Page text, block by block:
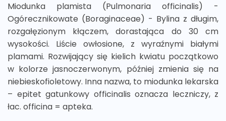
Miodunka plamista (Pulmonaria officinalis) -
Ogórecznikowate (Boraginaceae) - Bylina z długim,
rozgałęzionym kłączem, dorastająca do 30 cm
wysokości. Liście owłosione, z wyraźnymi białymi
plamami. Rozwijający się kielich kwiatu początkowo
w kolorze jasnoczerwonym, później zmienia się na
niebieskofioletowy. Inna nazwa, to miodunka lekarska
– epitet gatunkowy officinalis oznacza leczniczy, z
łac. officina = apteka.